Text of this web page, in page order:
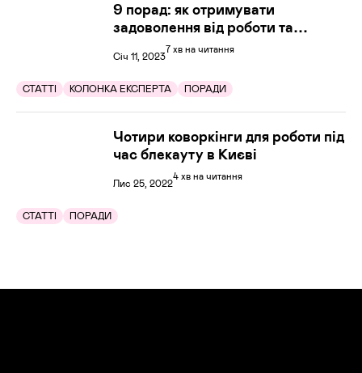
9 порад: як отримувати
задоволення від роботи та
уникнути вигорання
Січ 11, 20237 хв на читання
СТАТТІ КОЛОНКА ЕКСПЕРТА ПОРАДИ
Чотири коворкінги для роботи під
час блекауту в Києві
Лис 25, 20224 хв на читання
СТАТТІ ПОРАДИ